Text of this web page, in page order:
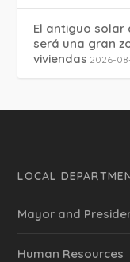
El antiguo solar
será una gran
viviendas 2026-
LOCAL
Mayor and
Human Resources